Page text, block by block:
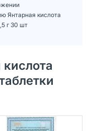
Янтарная кислота
г 30 шт